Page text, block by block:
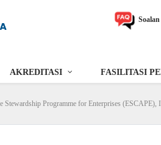
AKREDITASI FASILITASI
Stewardship Programme for Enterprises